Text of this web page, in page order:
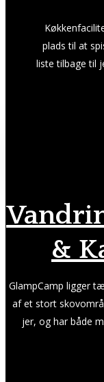
plads til at
liste tilbage til
&
GlampCamp ligger
af et stort
jer, og har både